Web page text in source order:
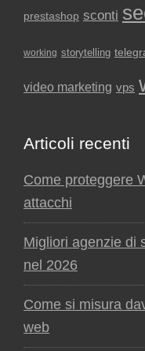
prestashop sconti
working storytelling
video marketing vps
Articoli recenti
Come proteggere
attacchi
Migliori agenzie di
nel 2026
Come si misura
web